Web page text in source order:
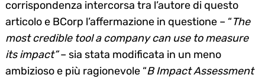
corrispondenza intercorsa tra l’autore di questo
articolo e BCorp l’affermazione in questione – “The
most credible tool a company can use to measure
its impact”– sia stata modificata in un meno
ambizioso e più ragionevole “B Impact Assessment